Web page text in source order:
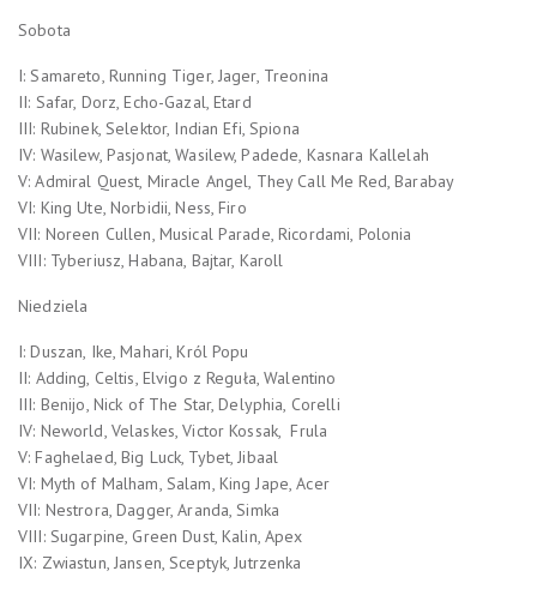
Sobota
I: Samareto, Running Tiger, Jager, Treonina
II: Safar, Dorz, Echo-Gazal, Etard
III: Rubinek, Selektor, Indian Efi, Spiona
IV: Wasilew, Pasjonat, Wasilew, Padede, Kasnara Kallelah
V: Admiral Quest, Miracle Angel, They Call Me Red, Barabay
VI: King Ute, Norbidii, Ness, Firo
VII: Noreen Cullen, Musical Parade, Ricordami, Polonia
VIII: Tyberiusz, Habana, Bajtar, Karoll
Niedziela
I: Duszan, Ike, Mahari, Król Popu
II: Adding, Celtis, Elvigo z Reguła, Walentino
III: Benijo, Nick of The Star, Delyphia, Corelli
IV: Neworld, Velaskes, Victor Kossak, Frula
V: Faghelaed, Big Luck, Tybet, Jibaal
VI: Myth of Malham, Salam, King Jape, Acer
VII: Nestrora, Dagger, Aranda, Simka
VIII: Sugarpine, Green Dust, Kalin, Apex
IX: Zwiastun, Jansen, Sceptyk, Jutrzenka